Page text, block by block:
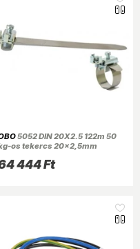
5052 DIN 20X2.5 122m 50
os tekercs 20x2,5mm
ISO 1461 acélszalag
444 Ft